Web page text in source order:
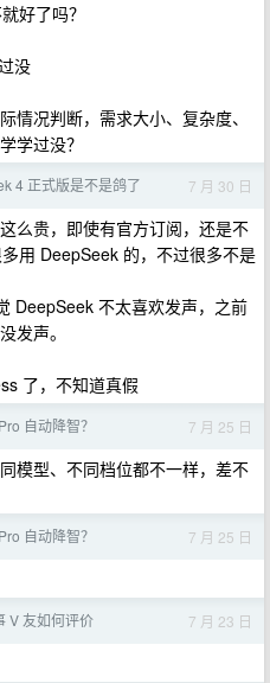
好了吗？
没
情况判断，需求大小、复杂度、
学过没？
4 正式版是不是鸽了 7 月 30 日
么贵，即使有官方订阅，还是不
用 DeepSeek 的，不过很多不是
DeepSeek 不太喜欢发声，之前
发声。
了，不知道真假
自动降智？ 7 月 25 日
模型、不同档位都不一样，差不
自动降智？ 7 月 25 日
V 友如何评价 7 月 23 日